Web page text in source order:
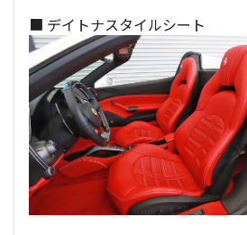
■ デイトナスタイルシート